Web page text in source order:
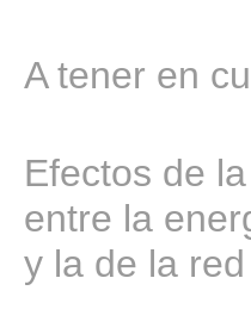
A tener en
Efectos de
entre la
y la de la red